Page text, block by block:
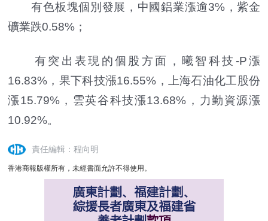
有色板塊個別發展，中國鋁業漲逾3%，紫金
礦業跌0.58%；
有突出表現的個股方面，曦智科技-P漲
16.83%，果下科技漲16.55%，上海石油化工股份
漲15.79%，雲英谷科技漲13.68%，力勤資源漲
10.92%。
責任編輯：程向明
香港商報版權所有，未經書面允許不得使用。